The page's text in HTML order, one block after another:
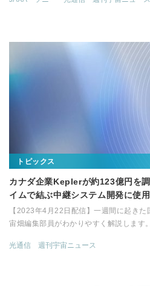
トピックス
カナダ企業Keplerが約123億円を
イムで結ぶ中継システム開発に使
【2023年4月22日配信】一週間に起き
宙畑編集部員がわかりやすく解説します。
光通信 週刊宇宙ニュース